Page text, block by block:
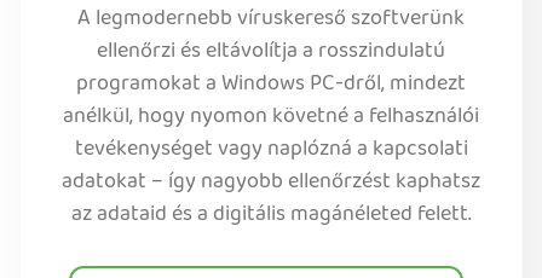
A legmodernebb víruskereső szoftverünk
ellenőrzi és eltávolítja a rosszindulatú
programokat a Windows PC-dről, mindezt
anélkül, hogy nyomon követné a felhasználói
tevékenységet vagy naplózná a kapcsolati
adatokat – így nagyobb ellenőrzést kaphatsz
az adataid és a digitális magánéleted felett.